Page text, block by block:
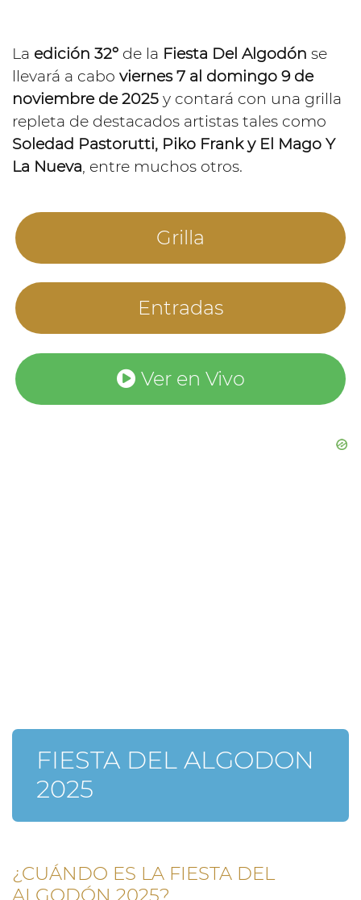
La edición 32º de la Fiesta Del Algodón se
llevará a cabo viernes 7 al domingo 9 de
noviembre de 2025 y contará con una grilla
repleta de destacados artistas tales como
Soledad Pastorutti, Piko Frank y El Mago Y
La Nueva, entre muchos otros.
Grilla
Entradas
Ver en Vivo
FIESTA DEL ALGODON
2025
¿CUÁNDO ES LA FIESTA DEL